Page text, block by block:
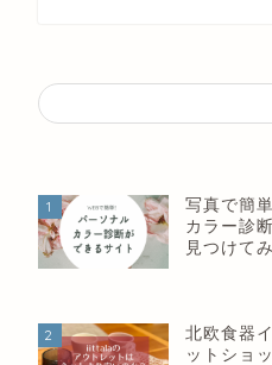
1
写真で簡
カラー診
見つけて
2
北欧食器
ットショ